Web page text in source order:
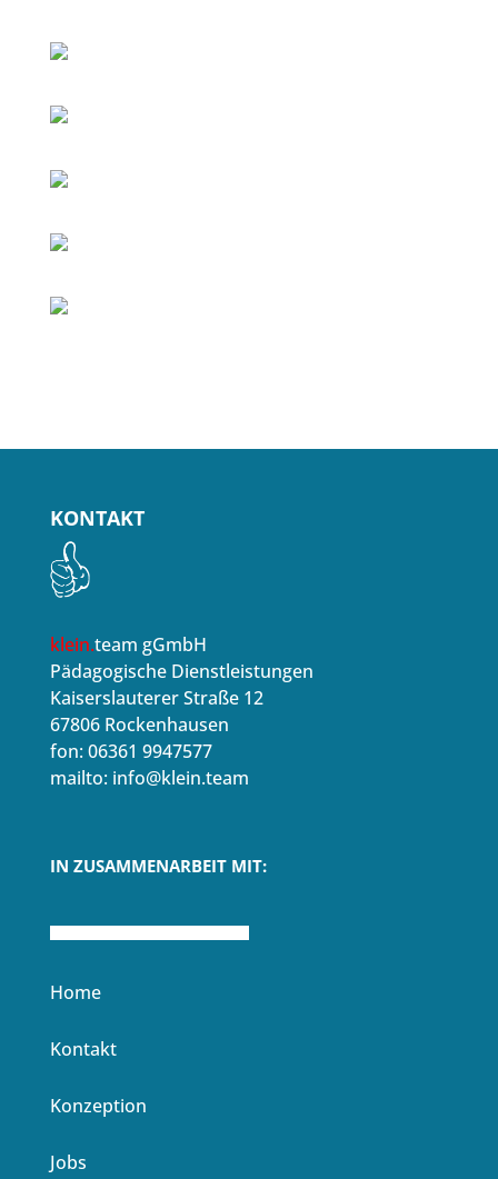
KONTAKT
klein.team gGmbH
Pädagogische Dienstleistungen
Kaiserslauterer Straße 12
67806 Rockenhausen
fon: 06361 9947577
mailto: info@klein.team
IN ZUSAMMENARBEIT MIT:
Home
Kontakt
Konzeption
Jobs